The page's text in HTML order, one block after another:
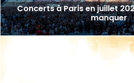
Concerts à Paris en juillet
manquer